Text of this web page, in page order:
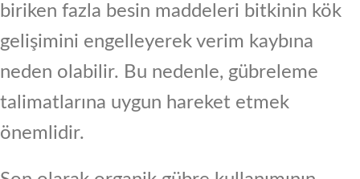
biriken fazla besin maddeleri bitkinin kök
gelişimini engelleyerek verim kaybına
neden olabilir. Bu nedenle, gübreleme
talimatlarına uygun hareket etmek
önemlidir.